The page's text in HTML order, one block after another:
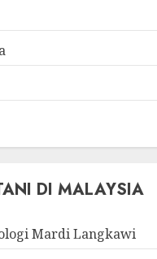
DI MALAYSIA
Mardi Langkawi